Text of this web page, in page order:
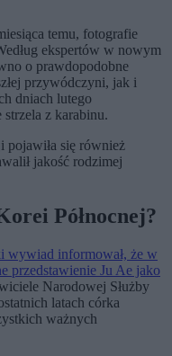
temu, fotografie
ekspertów w nowym
o prawdopodobne
przywódczyni, jak i
dniach lutego
z karabinu.
pojawiła się również
jakość rodzimej
Północnej?
wywiad informował, że w
przedstawienie Ju Ae jako
Narodowej Służby
latach córka
ważnych